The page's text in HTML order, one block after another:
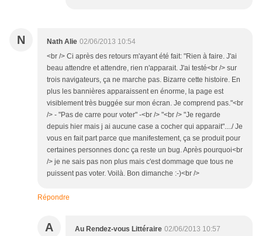
N Nath Alie 02/06/2013 10:54
<br /> Ci après des retours m'ayant été fait: "Rien à faire. J'ai
beau attendre et attendre, rien n'apparait. J'ai testé<br /> sur
trois navigateurs, ça ne marche pas. Bizarre cette histoire. En
plus les bannières apparaissent en énorme, la page est
visiblement très buggée sur mon écran. Je comprend pas."<br
/> - "Pas de carre pour voter" -<br /> "<br /> "Je regarde
depuis hier mais j ai aucune case a cocher qui apparait"..../ Je
vous en fait part parce que manifestement, ça se produit pour
certaines personnes donc ça reste un bug. Après pourquoi<br
/> je ne sais pas non plus mais c'est dommage que tous ne
puissent pas voter. Voilà. Bon dimanche :-)<br />
Répondre
A Au Rendez-vous Littéraire 02/06/2013 10:57